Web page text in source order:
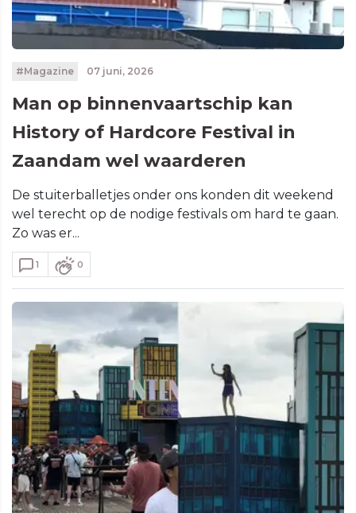
#Magazine 07 juni, 2026
Man op binnenvaartschip kan
History of Hardcore Festival in
Zaandam wel waarderen
De stuiterballetjes onder ons konden dit weekend
wel terecht op de nodige festivals om hard te gaan.
Zo was er...
1 0